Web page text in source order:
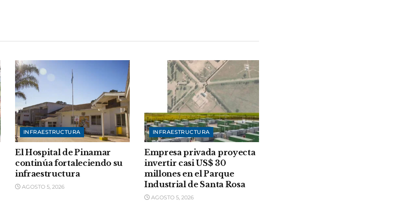
INFRAESTRUCTURA
El Hospital de Pinamar
continúa fortaleciendo su
infraestructura
AGOSTO 5, 2026
INFRAESTRUCTURA
Empresa privada proyecta
invertir casi US$ 30
millones en el Parque
Industrial de Santa Rosa
AGOSTO 5, 2026